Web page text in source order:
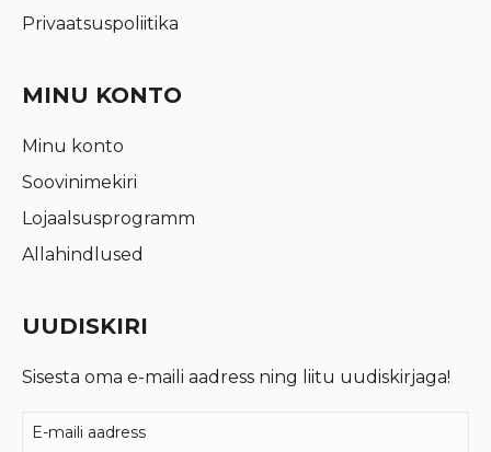
Privaatsuspoliitika
MINU KONTO
Minu konto
Soovinimekiri
Lojaalsusprogramm
Allahindlused
UUDISKIRI
Sisesta oma e-maili aadress ning liitu uudiskirjaga!